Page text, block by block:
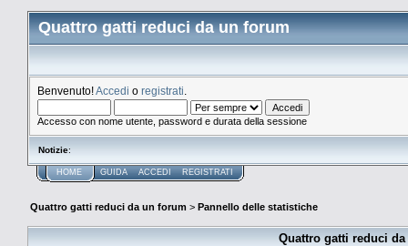
Quattro gatti reduci da un forum
Benvenuto!Accedi o registrati
Accesso con nome utente, password e durata della sessione
Notizie:
HOME GUIDA ACCEDI REGISTRATI
Quattro gatti reduci da un forum > Pannello delle statistiche
Quattro gatti reduci